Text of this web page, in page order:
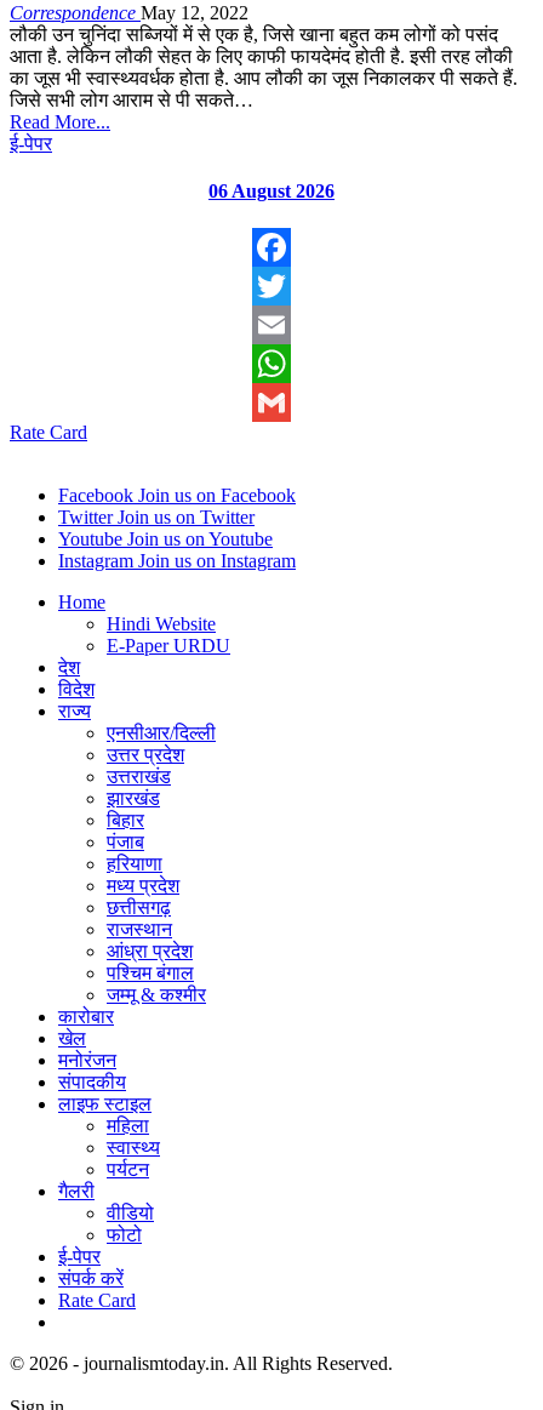
Correspondence May 12, 2022
लौकी उन चुनिंदा सब्जियों में से एक है, जिसे खाना बहुत कम लोगों को पसंद
आता है. लेकिन लौकी सेहत के लिए काफी फायदेमंद होती है. इसी तरह लौकी
का जूस भी स्वास्थ्यवर्धक होता है. आप लौकी का जूस निकालकर पी सकते हैं.
जिसे सभी लोग आराम से पी सकते…
Read More...
ई-पेपर
06 August 2026
Facebook
Twitter
Email
WhatsApp
Rate Card
Facebook Join us on Facebook
Twitter Join us on Twitter
Youtube Join us on Youtube
Instagram Join us on Instagram
Home
Hindi Website
E-Paper URDU
देश
विदेश
राज्य
एनसीआर/दिल्ली
उत्तर प्रदेश
उत्तराखंड
झारखंड
बिहार
पंजाब
हरियाणा
मध्य प्रदेश
छत्तीसगढ़
राजस्थान
आंध्रा प्रदेश
पश्चिम बंगाल
जम्मू & कश्मीर
कारोबार
खेल
मनोरंजन
संपादकीय
लाइफ स्टाइल
महिला
स्वास्थ्य
पर्यटन
गैलरी
वीडियो
फोटो
ई-पेपर
संपर्क करें
Rate Card
© 2026 - journalismtoday.in. All Rights Reserved.